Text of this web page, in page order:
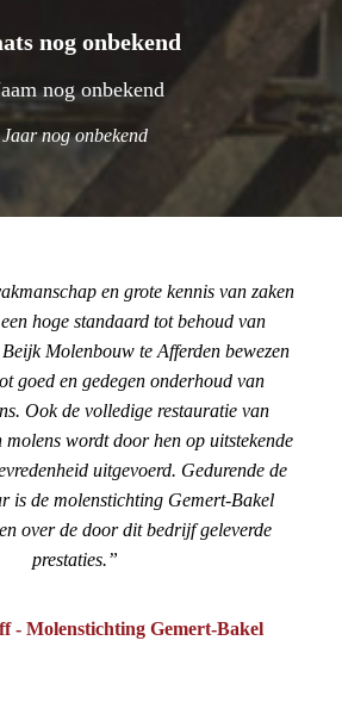
nog onbekend
nog onbekend
Jaar nog onbekend
en grote kennis van zaken
hoge standaard tot behoud van
Molenbouw te Afferden bewezen
goed en gedegen onderhoud van
Ook de volledige restauratie van
wordt door hen op uitstekende
uitgevoerd. Gedurende de
is de molenstichting Gemert-Bakel
over de door dit bedrijf geleverde
prestaties.
- Molenstichting Gemert-Bakel